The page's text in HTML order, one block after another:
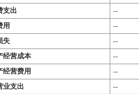
支出
--
用
--
失
--
经营成本
--
经营费用
--
业支出
--